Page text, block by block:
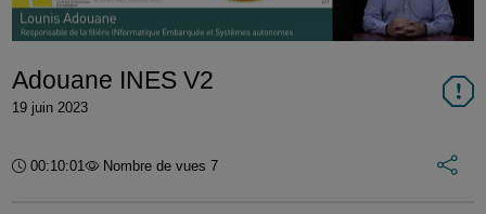
vidéo
Adouane INES V2
19 juin 2023
Durée :
00:10:01 Nombre de vues 7